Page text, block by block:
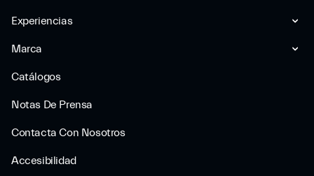
Experiencias
Marca
Catálogos
Notas De Prensa
Contacta Con Nosotros
Accesibilidad